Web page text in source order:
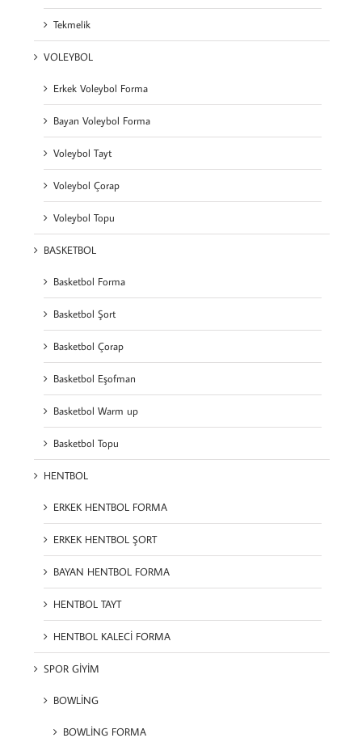
Tekmelik
VOLEYBOL
Erkek Voleybol Forma
Bayan Voleybol Forma
Voleybol Tayt
Voleybol Çorap
Voleybol Topu
BASKETBOL
Basketbol Forma
Basketbol Şort
Basketbol Çorap
Basketbol Eşofman
Basketbol Warm up
Basketbol Topu
HENTBOL
ERKEK HENTBOL FORMA
ERKEK HENTBOL ŞORT
BAYAN HENTBOL FORMA
HENTBOL TAYT
HENTBOL KALECİ FORMA
SPOR GİYİM
BOWLİNG
BOWLİNG FORMA